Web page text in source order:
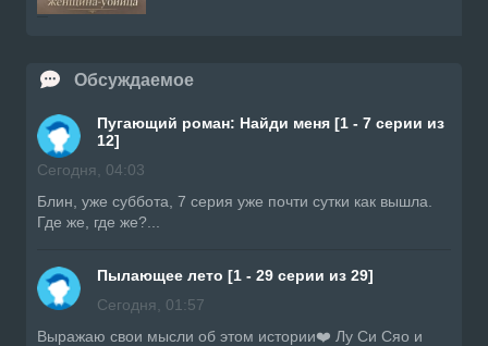
Обсуждаемое
Пугающий роман: Найди меня [1 - 7 серии из
12]
Сегодня, 04:03
Блин, уже суббота, 7 серия уже почти сутки как вышла.
Где же, где же?...
Пылающее лето [1 - 29 серии из 29]
Сегодня, 01:57
Выражаю свои мысли об этом истории❤️ Лу Си Сяо и